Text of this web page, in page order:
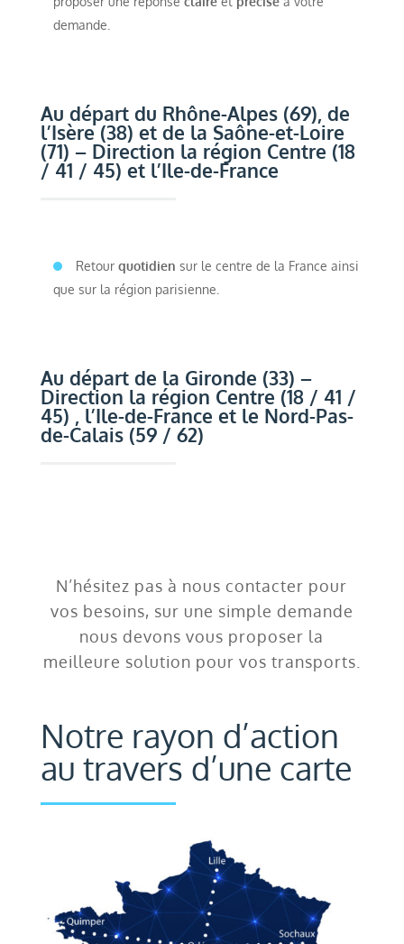
demande.
Au départ du Rhône-Alpes (69), de
l’Isère (38) et de la Saône-et-Loire
(71) – Direction la région Centre (18
/ 41 / 45) et l’Ile-de-France
Retour quotidien sur le centre de la France ainsi
que sur la région parisienne.
Au départ de la Gironde (33) –
Direction la région Centre (18 / 41 /
45) , l’Ile-de-France et le Nord-Pas-
de-Calais (59 / 62)
N’hésitez pas à nous contacter pour
vos besoins, sur une simple demande
nous devons vous proposer la
meilleure solution pour vos transports.
Notre rayon d’action
au travers d’une carte